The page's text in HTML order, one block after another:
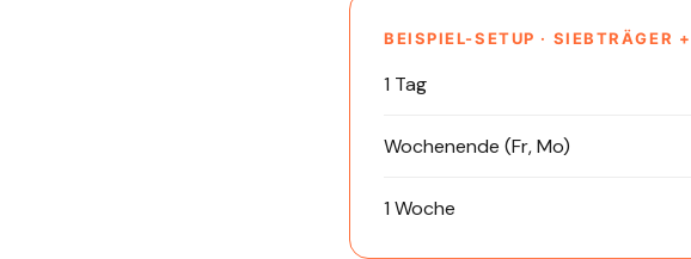
BEISPIEL-SETUP · SIEBTRÄGER
1 Tag
Wochenende (Fr, Mo)
1 Woche